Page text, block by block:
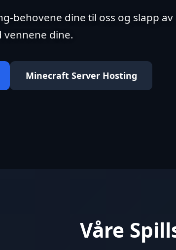
behovene dine til oss og slapp av
vennene dine.
Minecraft Server Hosting
Våre